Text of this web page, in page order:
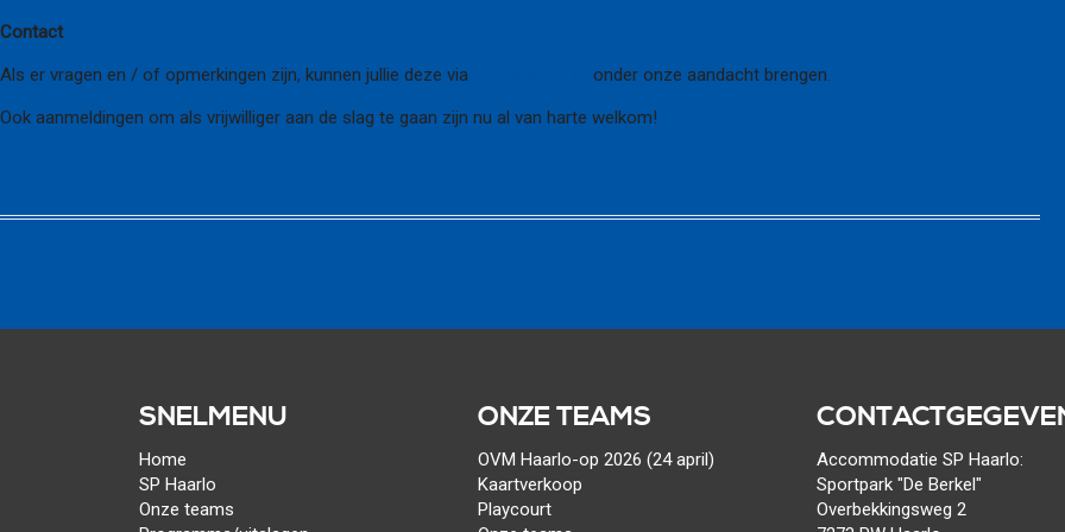
Contact
Als er vragen en / of opmerkingen zijn, kunnen jullie deze via
onder onze aandacht brengen.
Ook aanmeldingen om als vrijwilliger aan de slag te gaan zijn nu al van harte welkom!
SNELMENU
Home
SP Haarlo
Onze teams
ONZE TEAMS
OVM Haarlo-op 2026 (24 april)
Kaartverkoop
Playcourt
Accommodatie SP Haarlo:
Sportpark "De Berkel"
Overbekkingsweg 2